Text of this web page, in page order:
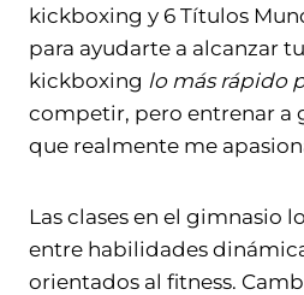
kickboxing y 6 Títulos
para ayudarte a alcanzar
kickboxing lo más rápido
competir, pero entrenar a
que realmente me
Las clases en el gimnasio
entre habilidades
orientados al fitness.